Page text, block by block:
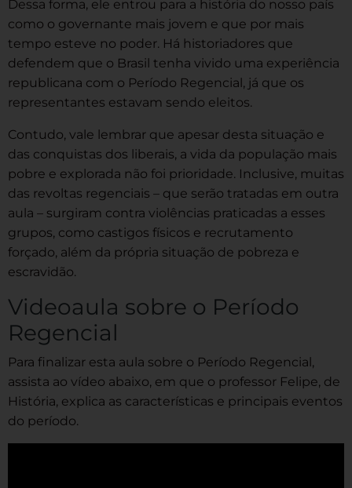
Dessa forma, ele entrou para a história do nosso país
como o governante mais jovem e que por mais
tempo esteve no poder. Há historiadores que
defendem que o Brasil tenha vivido uma experiência
republicana com o Período Regencial, já que os
representantes estavam sendo eleitos.
Contudo, vale lembrar que apesar desta situação e
das conquistas dos liberais, a vida da população mais
pobre e explorada não foi prioridade. Inclusive, muitas
das revoltas regenciais – que serão tratadas em outra
aula – surgiram contra violências praticadas a esses
grupos, como castigos físicos e recrutamento
forçado, além da própria situação de pobreza e
escravidão.
Videoaula sobre o Período
Regencial
Para finalizar esta aula sobre o Período Regencial,
assista ao vídeo abaixo, em que o professor Felipe, de
História, explica as características e principais eventos
do período.